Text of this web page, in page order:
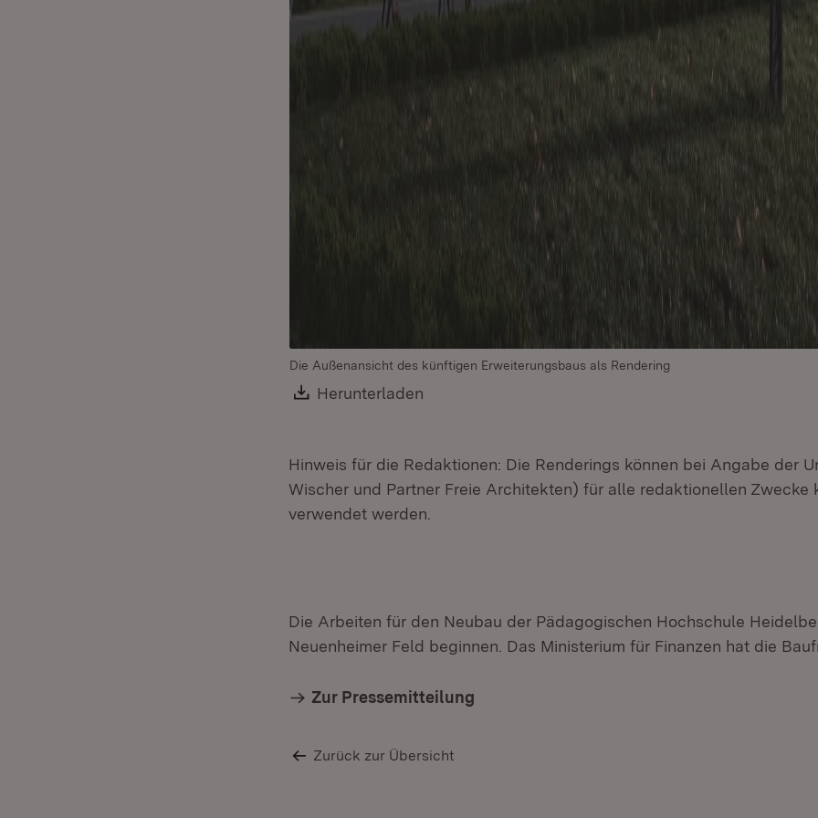
Die Außenansicht des künftigen Erweiterungsbaus als Rendering
Download:
Herunterladen
Hinweis für die Redaktionen: Die Renderings können bei Angabe der
Wischer und Partner Freie Architekten) für alle redaktionellen Zwecke
verwendet werden.
Die Arbeiten für den Neubau der Pädagogischen Hochschule
Neuenheimer Feld beginnen. Das Ministerium für Finanzen hat die
Zur Pressemitteilung
Zurück zur Übersicht